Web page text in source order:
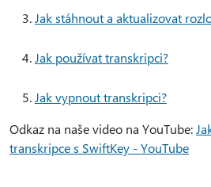
Jak stáhnout a aktualizovat
Jak používat transkripci?
Jak vypnout transkripci?
Odkaz na naše video na YouTube:
transkripce s SwiftKey - YouTube